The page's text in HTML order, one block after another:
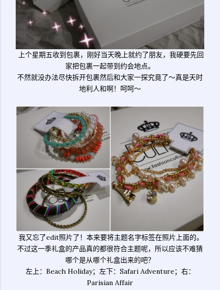
上个星期五收到包裹，刚好当天晚上就约了朋友，我硬要先回
家把包裹一起带到约会地点。
不然就没办法尽快拆开包裹然后和大家一探究竟了～真是天时
地利人和啊！呵呵～
我又忘了edit照片了！本来要将主题名字标签在照片上面的。
不过这一季礼盒的产品真的都很符合主题呢，所以应该不难猜
哪个是从哪个礼盒出来的吧？
左上：Beach Holiday；左下：Safari Adventure；右：
Parisian Affair